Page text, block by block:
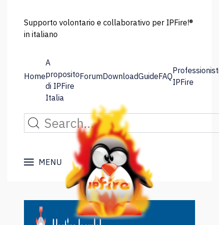
Supporto volontario e collaborativo per IPFire!®
in italiano
Home
A
proposito
di IPFire
Italia
ForumDownloadGuideFAQ
IPFire
MENU